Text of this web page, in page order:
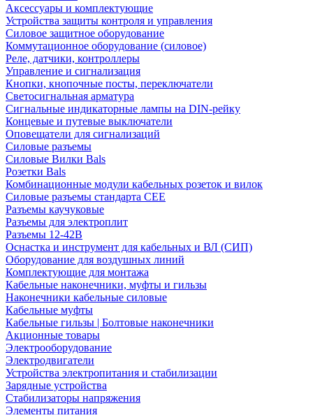
Аксессуары и комплектующие
Устройства защиты контроля и управления
Силовое защитное оборудование
Коммутационное оборудование (силовое)
Реле, датчики, контроллеры
Управление и сигнализация
Кнопки, кнопочные посты, переключатели
Светосигнальная арматура
Сигнальные индикаторные лампы на DIN-рейку
Концевые и путевые выключатели
Оповещатели для сигнализаций
Силовые разъемы
Силовые Вилки Bals
Розетки Bals
Комбинационные модули кабельных розеток и вилок
Силовые разъемы стандарта CEE
Разъемы каучуковые
Разъемы для электроплит
Разъемы 12-42В
Оснастка и инструмент для кабельных и ВЛ (СИП)
Оборудование для воздушных линий
Комплектующие для монтажа
Кабельные наконечники, муфты и гильзы
Наконечники кабельные силовые
Кабельные муфты
Кабельные гильзы | Болтовые наконечники
Акционные товары
Электрооборудование
Электродвигатели
Устройства электропитания и стабилизации
Зарядные устройства
Стабилизаторы напряжения
Элементы питания